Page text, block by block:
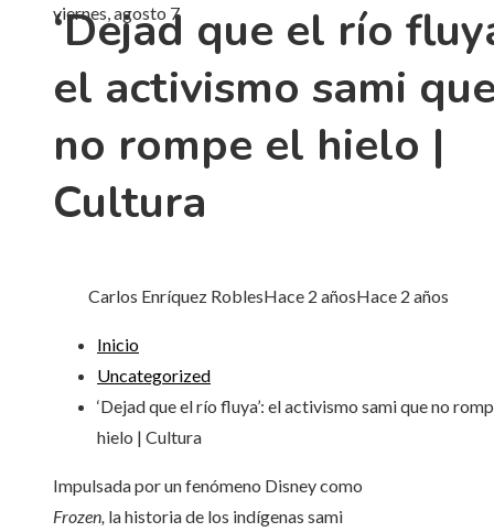
viernes, agosto 7
‘Dejad que el río
el activismo sami
no rompe el hielo |
Cultura
Carlos Enríquez RoblesHace 2 añosHace 2 años
Inicio
Uncategorized
‘Dejad que el río fluya’: el activismo sami que no
hielo | Cultura
Impulsada por un fenómeno Disney como
Frozen, la historia de los indígenas sami